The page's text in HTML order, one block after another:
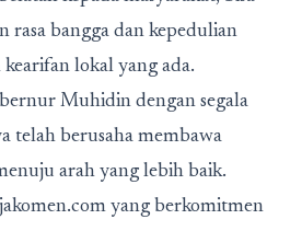
rasa bangga dan kepedulian
lokal yang ada.
Muhidin dengan segala
telah berusaha membawa
arah yang lebih baik.
yang berkomitmen